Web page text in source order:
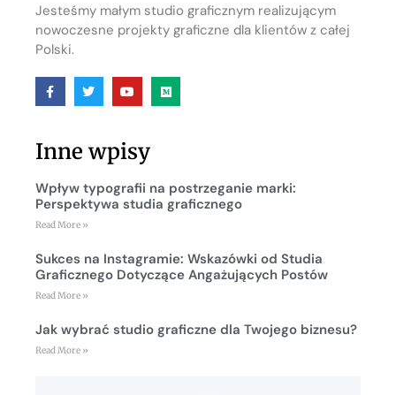
Jesteśmy małym studio graficznym realizującym
nowoczesne projekty graficzne dla klientów z całej
Polski.
Inne wpisy
Wpływ typografii na postrzeganie marki:
Perspektywa studia graficznego
Read More »
Sukces na Instagramie: Wskazówki od Studia
Graficznego Dotyczące Angażujących Postów
Read More »
Jak wybrać studio graficzne dla Twojego biznesu?
Read More »